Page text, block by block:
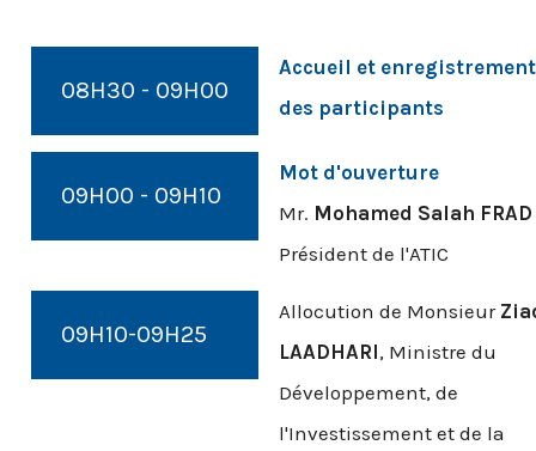
08H30 - 09H00
Accueil et enregistrement
des participants
09H00 - 09H10
Mot d'ouverture
Mr. Mohamed Salah FRAD
Président de l'ATIC
09H10-09H25
Allocution de Monsieur
LAADHARI, Ministre du
Développement, de
l'Investissement et de la